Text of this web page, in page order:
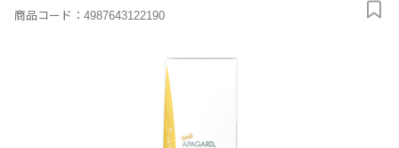
商品コード： 4987643122190